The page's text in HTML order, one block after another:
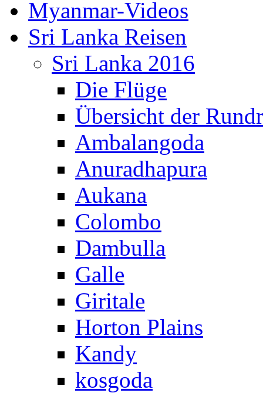
Myanmar-Videos
Sri Lanka Reisen
Sri Lanka 2016
Die Flüge
Übersicht der
Ambalangoda
Anuradhapura
Aukana
Colombo
Dambulla
Galle
Giritale
Horton Plains
Kandy
kosgoda